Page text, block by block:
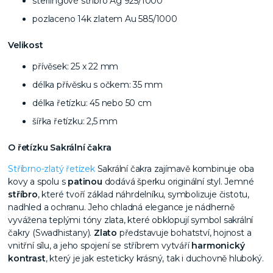
pozlaceno 14k zlatem Au 585/1000
Velikost
přívěsek: 25 x 22 mm
délka přívěsku s očkem: 35 mm
délka řetízku: 45 nebo 50 cm
šířka řetízku: 2,5 mm
O řetízku Sakrální čakra
Stříbrno-zlatý řetízekSakrální čakra zajímavě kombinuje oba
kovy a spolu s patinou dodává šperku originální styl. Jemné
stříbro, které tvoří základ náhrdelníku, symbolizuje čistotu,
nadhled a ochranu. Jeho chladná elegance je nádherně
vyvážena teplými tóny zlata, které obklopují symbol sakrální
čakry (Swadhistany). Zlato představuje bohatství, hojnost a
vnitřní sílu, a jeho spojení se stříbrem vytváří harmonický
kontrast, který je jak esteticky krásný, tak i duchovně hluboký.